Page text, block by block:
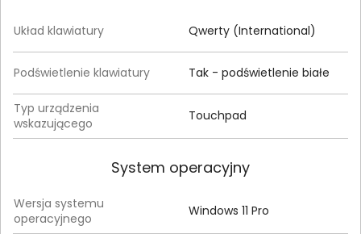
Układ klawiatury Qwerty (International)
Podświetlenie klawiatury Tak - podświetlenie białe
Typ urządzenia
wskazującego
Touchpad
System operacyjny
Wersja systemu
operacyjnego
Windows 11 Pro